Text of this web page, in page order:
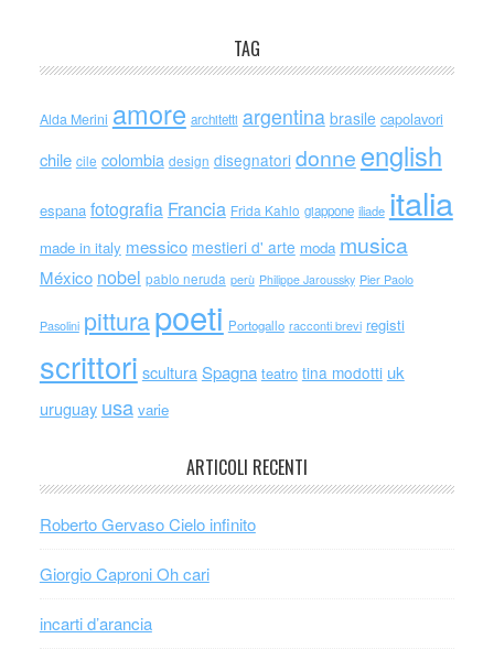
TAG
Alda Merini amore architetti argentina brasile capolavori
chile cile colombia design disegnatori donne english
espana fotografia Francia Frida Kahlo giappone iliade italia
made in italy messico mestieri d' arte moda musica
México nobel pablo neruda perù Philippe Jaroussky Pier Paolo
Pasolini pitturapoeti Portogallo racconti brevi registi
scrittori scultura Spagna teatro tina modotti uk
uruguay usa varie
ARTICOLI RECENTI
Roberto Gervaso Cielo infinito
Giorgio Caproni Oh cari
incarti d’arancia